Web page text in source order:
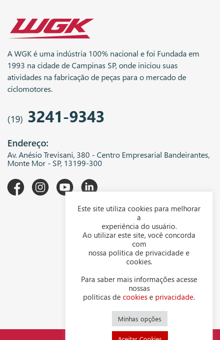
A WGK é uma indústria 100% nacional e foi Fundada em
1993 na cidade de Campinas SP, onde iniciou suas
atividades na fabricação de peças para o mercado de
ciclomotores.
(19) 3241-9343
Endereço:
Av. Anésio Trevisani, 380 - Centro Empresarial Bandeirantes,
Monte Mor - SP, 13199-300
Downloads
Representantes
Política de privacidade
Política de cookies
Contato
Este site utiliza cookies para melhorar
a
experiência do usuário.
Ao utilizar este site, você concorda
com
nossa política de privacidade e
cookies.
Para saber mais informações acesse
nossas
políticas de cookies e privacidade.
Minhas opções